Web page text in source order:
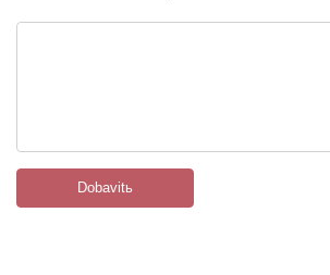
Dobavitь